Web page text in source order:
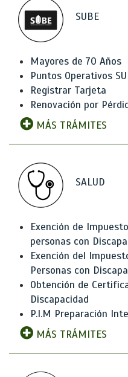
SUBE
Mayores de 70 Años
Puntos Operativos
Registrar Tarjeta
Renovación por
MÁS TRÁMITES
SALUD
Exención de
personas con
Exención del
Personas con
Obtención de
Discapacidad
P.I.M Preparación
MÁS TRÁMITES